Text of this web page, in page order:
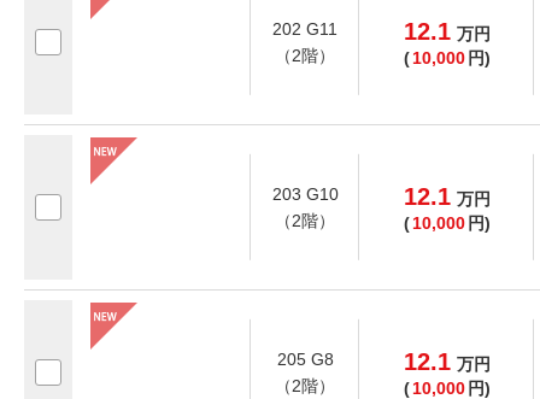
202 G11
（2階）
12.1 万円
( 10,000 円)
203 G10
（2階）
12.1 万円
( 10,000 円)
205 G8
（2階）
12.1 万円
( 10,000 円)